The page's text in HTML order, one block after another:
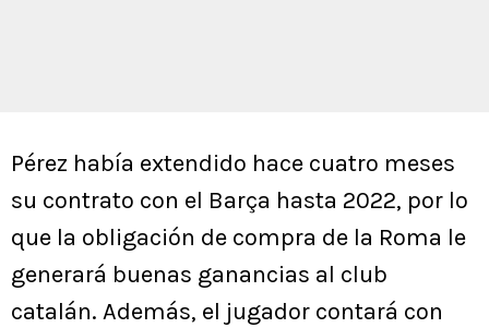
Pérez había extendido hace cuatro meses
su contrato con el Barça hasta 2022, por lo
que la obligación de compra de la Roma le
generará buenas ganancias al club
catalán. Además, el jugador contará con